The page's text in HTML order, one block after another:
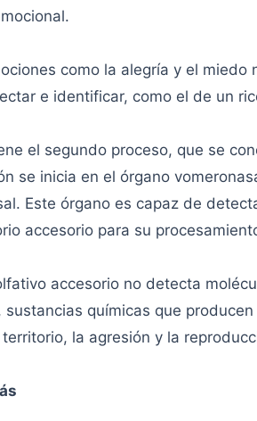
como la alegría y el
e identificar, como el de un
el segundo proceso, que se
se inicia en el órgano
Este órgano es capaz de
accesorio para su
accesorio no detecta
sustancias químicas que
la agresión y la